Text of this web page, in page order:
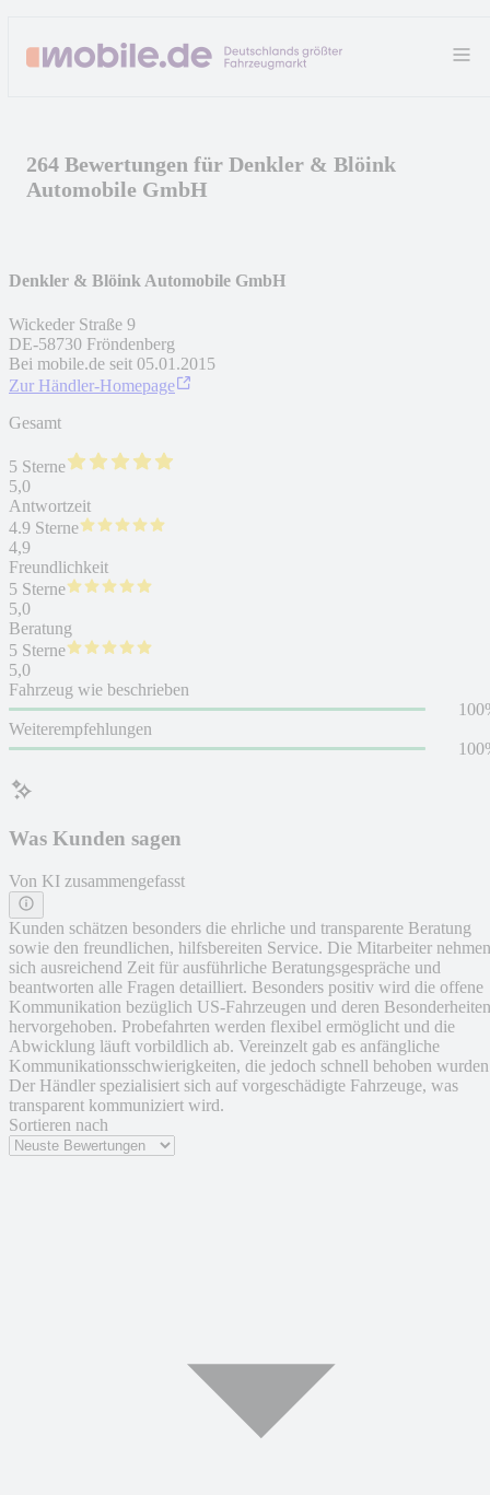
264 Bewertungen für Denkler & Blöink
Automobile GmbH
Was Kunden sagen
Von KI zusammengefasst
Kunden schätzen besonders die ehrliche und transparente Beratung
sowie den freundlichen, hilfsbereiten Service. Die Mitarbeiter nehmen
sich ausreichend Zeit für ausführliche Beratungsgespräche und
beantworten alle Fragen detailliert. Besonders positiv wird die offene
Kommunikation bezüglich US-Fahrzeugen und deren Besonderheiten
hervorgehoben. Probefahrten werden flexibel ermöglicht und die
Abwicklung läuft vorbildlich ab. Vereinzelt gab es anfängliche
Kommunikationsschwierigkeiten, die jedoch schnell behoben
Der Händler spezialisiert sich auf vorgeschädigte Fahrzeuge, was
transparent kommuniziert wird.
Sortieren nach
Denkler & Blöink Automobile GmbH
Wickeder Straße 9
DE-58730 Fröndenberg
Bei mobile.de seit 05.01.2015
Zur Händler-Homepage
Gesamt
5 Sterne
5,0
Antwortzeit
4.9 Sterne
4,9
Freundlichkeit
5 Sterne
5,0
Beratung
5 Sterne
5,0
Fahrzeug wie beschrieben
Weiterempfehlungen